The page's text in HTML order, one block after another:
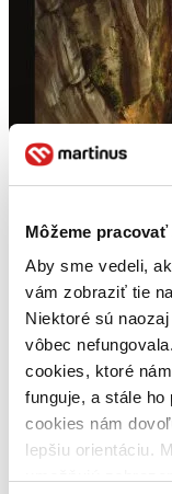
Môžeme
Aby sme vedeli,
vám zobraziť tie
Niektoré sú
vôbec
cookies, ktoré
funguje, a stále
cookies nám
lepšiu orientáciu.